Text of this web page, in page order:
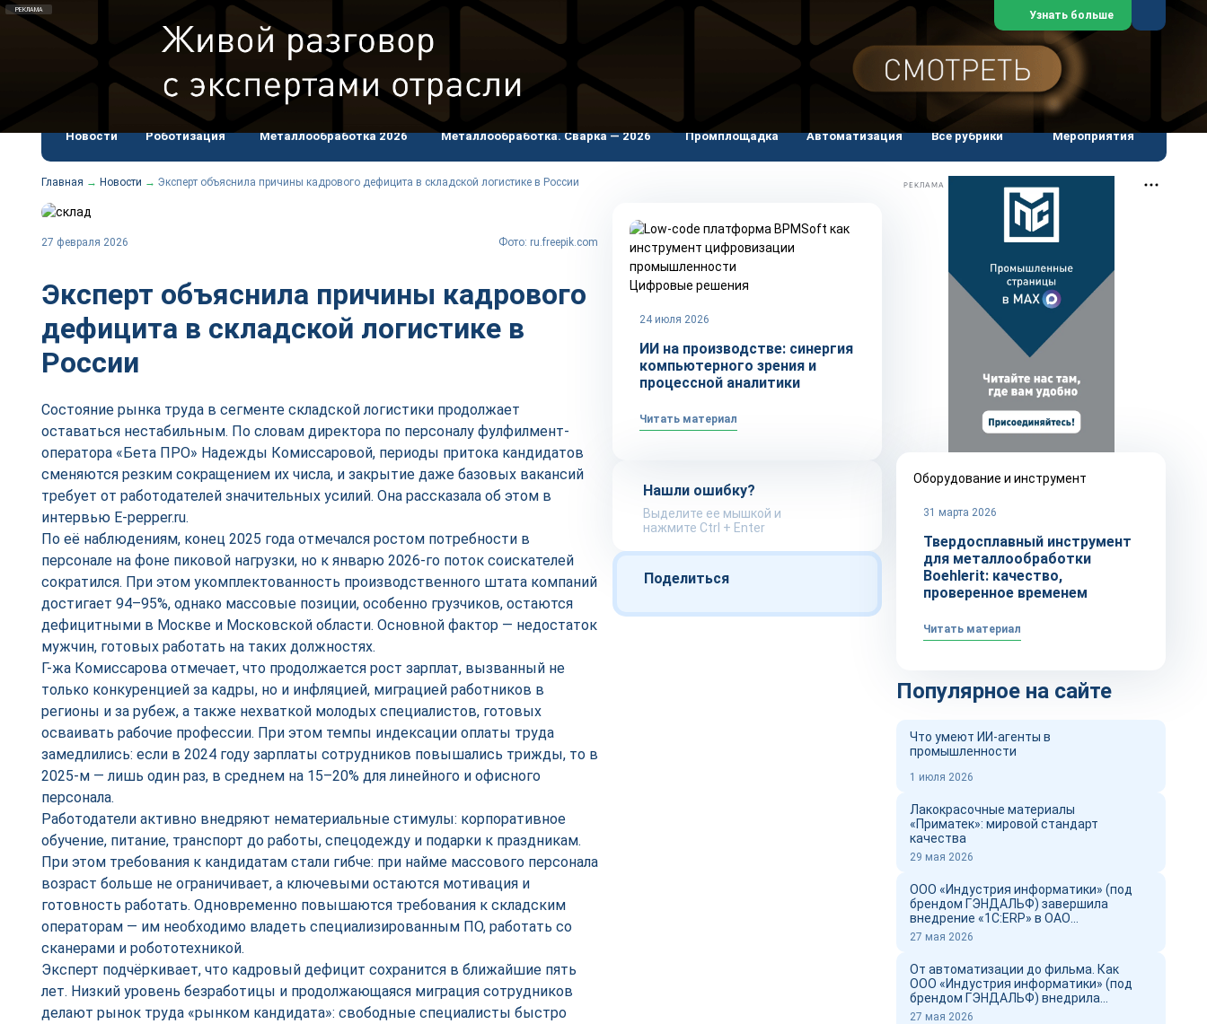
#подкаст_добывающей
erid: F7NfYUJCUneTVxVUwxTu
Узнать больше
Журнал «Промышленные страницы» Рекламодателям
Новости Роботизация Металлообработка 2026 Металлообработка. Сварка — 2026 Промплощадка Автоматизация Все рубрики Мероприятия
Главная → Новости → Эксперт объяснила причины кадрового дефицита в складской логистике в России
27 февраля 2026 Фото: ru.freepik.com
Эксперт объяснила причины кадрового
дефицита в складской логистике в
России
Состояние рынка труда в сегменте складской логистики продолжает
оставаться нестабильным. По словам директора по персоналу фулфилмент-
оператора «Бета ПРО» Надежды Комиссаровой, периоды притока кандидатов
сменяются резким сокращением их числа, и закрытие даже базовых вакансий
требует от работодателей значительных усилий. Она рассказала об этом в
интервью E-pepper.ru.
По её наблюдениям, конец 2025 года отмечался ростом потребности в
персонале на фоне пиковой нагрузки, но к январю 2026-го поток соискателей
сократился. При этом укомплектованность производственного штата компаний
достигает 94–95%, однако массовые позиции, особенно грузчиков, остаются
дефицитными в Москве и Московской области. Основной фактор — недостаток
мужчин, готовых работать на таких должностях.
Г-жа Комиссарова отмечает, что продолжается рост зарплат, вызванный не
только конкуренцией за кадры, но и инфляцией, миграцией работников в
регионы и за рубеж, а также нехваткой молодых специалистов, готовых
осваивать рабочие профессии. При этом темпы индексации оплаты труда
замедлились: если в 2024 году зарплаты сотрудников повышались трижды, то в
2025-м — лишь один раз, в среднем на 15–20% для линейного и офисного
персонала.
Работодатели активно внедряют нематериальные стимулы: корпоративное
обучение, питание, транспорт до работы, спецодежду и подарки к праздникам.
При этом требования к кандидатам стали гибче: при найме массового персонала
возраст больше не ограничивает, а ключевыми остаются мотивация и
готовность работать. Одновременно повышаются требования к складским
операторам — им необходимо владеть специализированным ПО, работать со
сканерами и робототехникой.
Эксперт подчёркивает, что кадровый дефицит сохранится в ближайшие пять
лет. Низкий уровень безработицы и продолжающаяся миграция сотрудников
делают рынок труда «рынком кандидата»: свободные специалисты быстро
Цифровые решения
24 июля 2026
ИИ на производстве: синергия
компьютерного зрения и
процессной аналитики
Читать материал
Нашли ошибку?
Выделите ее мышкой и
нажмите Ctrl + Enter
Поделиться
РЕКЛАМА
Оборудование и инструмент
31 марта 2026
Твердосплавный инструмент
для металлообработки
Boehlerit: качество,
проверенное временем
Читать материал
Популярное на сайте
Что умеют ИИ-агенты в
промышленности
1 июля 2026
Лакокрасочные материалы
«Приматек»: мировой стандарт
качества
29 мая 2026
ООО «Индустрия информатики» (под
брендом ГЭНДАЛЬФ) завершила
внедрение «1С:ERP» в ОАО
«Новоросцемент» и выпустил фильм о
27 мая 2026
От автоматизации до фильма. Как
ООО «Индустрия информатики» (под
брендом ГЭНДАЛЬФ) внедрила
«1С:ERP» в ОАО «Новоросцемент»
27 мая 2026